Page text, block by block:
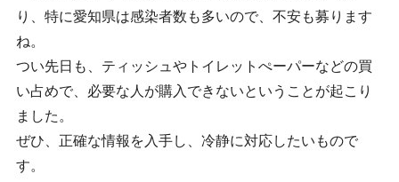
り、特に愛知県は感染者数も多いので、不安も募ります
ね。
つい先日も、ティッシュやトイレットぺーパーなどの買
い占めで、必要な人が購入できないということが起こり
ました。
ぜひ、正確な情報を入手し、冷静に対応したいもので
す。